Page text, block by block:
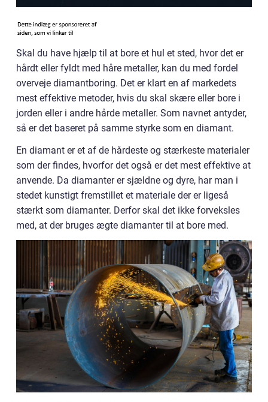
Skal du have hjælp til at bore et hul et sted, hvor det er
hårdt eller fyldt med håre metaller, kan du med fordel
overveje diamantboring. Det er klart en af markedets
mest effektive metoder, hvis du skal skære eller bore i
jorden eller i andre hårde metaller. Som navnet antyder,
så er det baseret på samme styrke som en diamant.
En diamant er et af de hårdeste og stærkeste materialer
som der findes, hvorfor det også er det mest effektive at
anvende. Da diamanter er sjældne og dyre, har man i
stedet kunstigt fremstillet et materiale der er ligeså
stærkt som diamanter. Derfor skal det ikke forveksles
med, at der bruges ægte diamanter til at bore med.